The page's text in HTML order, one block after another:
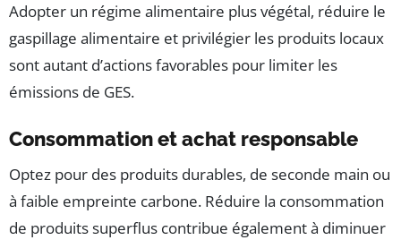
Adopter un régime alimentaire plus végétal, réduire le
gaspillage alimentaire et privilégier les produits locaux
sont autant d’actions favorables pour limiter les
émissions de GES.
Consommation et achat responsable
Optez pour des produits durables, de seconde main ou
à faible empreinte carbone. Réduire la consommation
de produits superflus contribue également à diminuer